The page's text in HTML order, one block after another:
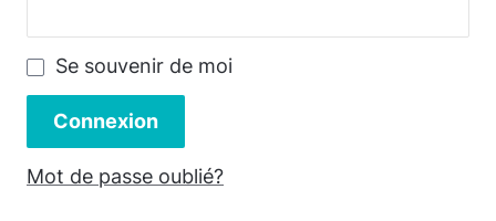
Se souvenir de moi
Connexion
Mot de passe oublié?